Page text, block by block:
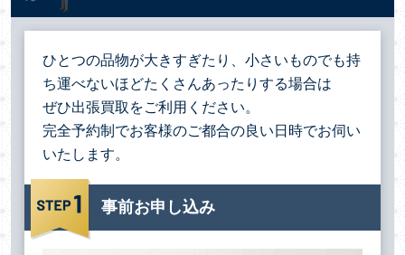
ひとつの品物が大きすぎたり、小さいものでも持
ち運べないほどたくさんあったりする場合は
ぜひ出張買取をご利用ください。
完全予約制でお客様のご都合の良い日時でお伺い
いたします。
事前お申し込み